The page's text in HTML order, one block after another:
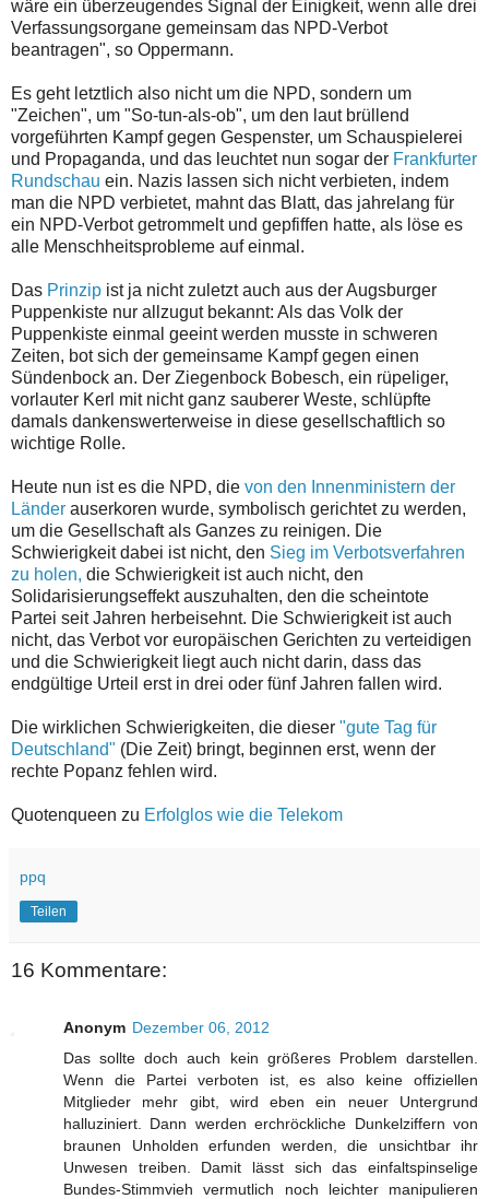
wäre ein überzeugendes Signal der Einigkeit, wenn alle drei
Verfassungsorgane gemeinsam das NPD-Verbot
beantragen", so Oppermann.
Es geht letztlich also nicht um die NPD, sondern um
"Zeichen", um "So-tun-als-ob", um den laut brüllend
vorgeführten Kampf gegen Gespenster, um Schauspielerei
und Propaganda, und das leuchtet nun sogar der Frankfurter
Rundschau ein. Nazis lassen sich nicht verbieten, indem
man die NPD verbietet, mahnt das Blatt, das jahrelang für
ein NPD-Verbot getrommelt und gepfiffen hatte, als löse es
alle Menschheitsprobleme auf einmal.
Das Prinzip ist ja nicht zuletzt auch aus der Augsburger
Puppenkiste nur allzugut bekannt: Als das Volk der
Puppenkiste einmal geeint werden musste in schweren
Zeiten, bot sich der gemeinsame Kampf gegen einen
Sündenbock an. Der Ziegenbock Bobesch, ein rüpeliger,
vorlauter Kerl mit nicht ganz sauberer Weste, schlüpfte
damals dankenswerterweise in diese gesellschaftlich so
wichtige Rolle.
Heute nun ist es die NPD, die von den Innenministern der
Länder auserkoren wurde, symbolisch gerichtet zu werden,
um die Gesellschaft als Ganzes zu reinigen. Die
Schwierigkeit dabei ist nicht, den Sieg im Verbotsverfahren
zu holen, die Schwierigkeit ist auch nicht, den
Solidarisierungseffekt auszuhalten, den die scheintote
Partei seit Jahren herbeisehnt. Die Schwierigkeit ist auch
nicht, das Verbot vor europäischen Gerichten zu verteidigen
und die Schwierigkeit liegt auch nicht darin, dass das
endgültige Urteil erst in drei oder fünf Jahren fallen wird.
Die wirklichen Schwierigkeiten, die dieser "gute Tag für
Deutschland" (Die Zeit) bringt, beginnen erst, wenn der
rechte Popanz fehlen wird.
Quotenqueen zu Erfolglos wie die Telekom
ppq
Teilen
16 Kommentare:
Anonym Dezember 06, 2012
Das sollte doch auch kein größeres Problem darstellen.
Wenn die Partei verboten ist, es also keine offiziellen
Mitglieder mehr gibt, wird eben ein neuer Untergrund
halluziniert. Dann werden erchröckliche Dunkelziffern von
braunen Unholden erfunden werden, die unsichtbar ihr
Unwesen treiben. Damit lässt sich das einfaltspinselige
Bundes-Stimmvieh vermutlich noch leichter manipulieren